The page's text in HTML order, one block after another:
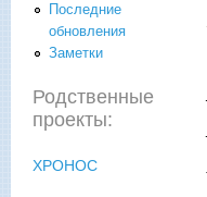
Последние
обновления
Заметки
Родственные
проекты:
ХРОНОС